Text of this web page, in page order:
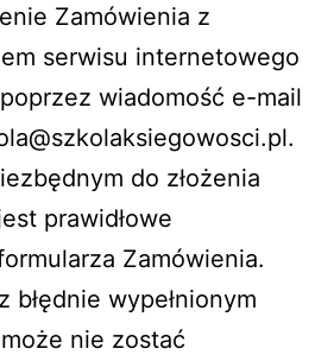
Zamówienia z
serwisu internetowego
wiadomość e-mail
.
do złożenia
prawidłowe
Zamówienia.
błędnie wypełnionym
nie zostać